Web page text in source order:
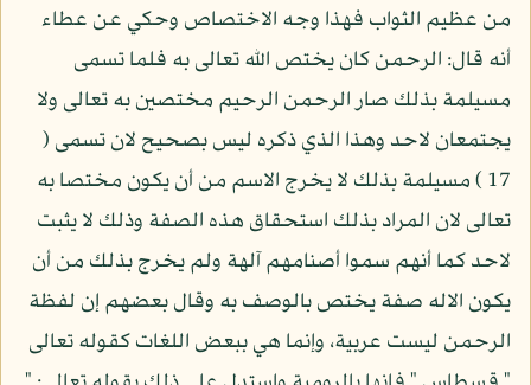
من عظيم الثواب فهذا وجه الاختصاص وحكي عن عطاء
أنه قال: الرحمن كان يختص الله تعالى به فلما تسمى
مسيلمة بذلك صار الرحمن الرحيم مختصين به تعالى ولا
يجتمعان لاحد وهذا الذي ذكره ليس بصحيح لان تسمى (
17 ) مسيلمة بذلك لا يخرج الاسم من أن يكون مختصا به
تعالى لان المراد بذلك استحقاق هذه الصفة وذلك لا يثبت
لاحد كما أنهم سموا أصنامهم آلهة ولم يخرج بذلك من أن
يكون الاله صفة يختص بالوصف به وقال بعضهم إن لفظة
الرحمن ليست عربية، وإنما هي ببعض اللغات كقوله تعالى